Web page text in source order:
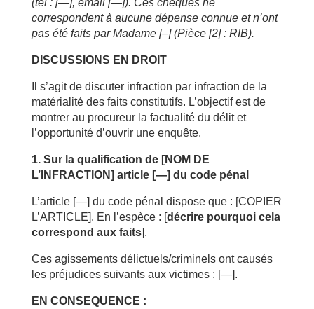
(tel : [—], email [—]). Ces chèques ne
correspondent à aucune dépense connue et n’ont
pas été faits par Madame [–] (Pièce [2] : RIB).
DISCUSSIONS EN DROIT
Il s’agit de discuter infraction par infraction de la
matérialité des faits constitutifs. L’objectif est de
montrer au procureur la factualité du délit et
l’opportunité d’ouvrir une enquête.
1. Sur la qualification de [NOM DE
L’INFRACTION] article [—] du code pénal
L’article [—] du code pénal dispose que : [COPIER
L’ARTICLE]. En l’espèce : [décrire pourquoi cela
correspond aux faits].
Ces agissements délictuels/criminels ont causés
les préjudices suivants aux victimes : [—].
EN CONSEQUENCE :